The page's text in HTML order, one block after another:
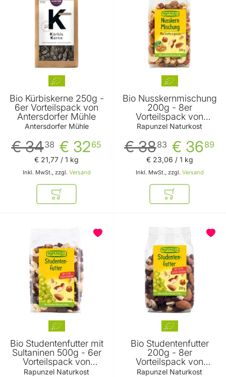
Bio Kürbiskerne 250g -
6er Vorteilspack von
Antersdorfer Mühle
Antersdorfer Mühle
€ 3265
€ 3438
Inkl. MwSt., zzgl. Versand
€ 21,77 / 1 kg
In den Warenkorb
Bio Nusskernmischung
200g - 8er
Vorteilspack von
Rapunzel Naturkost
Rapunzel Naturkost
€ 3689
€ 3883
Inkl. MwSt., zzgl. Versand
€ 23,06 / 1 kg
In den
Bio Studentenfutter mit
Sultaninen 500g - 6er
Vorteilspack von
Rapunzel Naturkost
Rapunzel Naturkost
Bio Studentenfutter
200g - 8er
Vorteilspack von
Rapunzel Naturkost
Rapunzel Naturkost